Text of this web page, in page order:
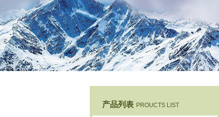
产品列表 PROUCTS LIST